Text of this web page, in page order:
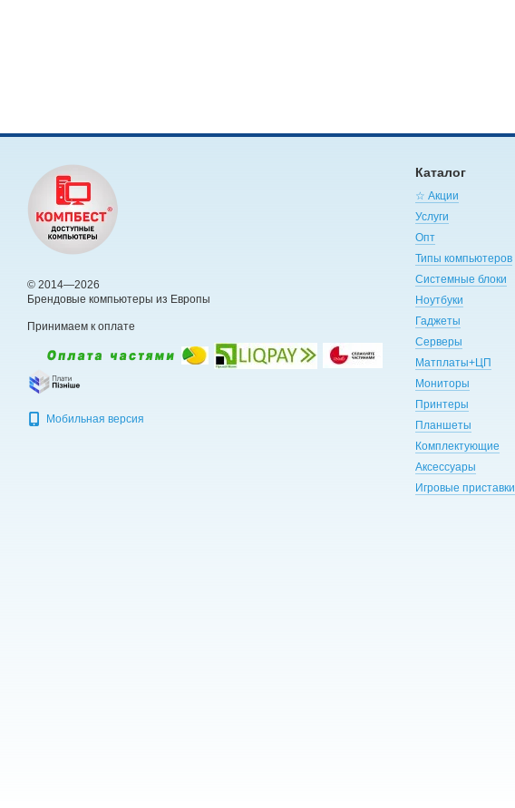
© 2014—2026
Брендовые компьютеры из Европы
Принимаем к оплате
Мобильная версия
Каталог
☆ Акции
Услуги
Опт
Типы компьютеров
Системные блоки
Ноутбуки
Гаджеты
Серверы
Матплаты+ЦП
Мониторы
Принтеры
Планшеты
Комплектующие
Аксессуары
Игровые приставки